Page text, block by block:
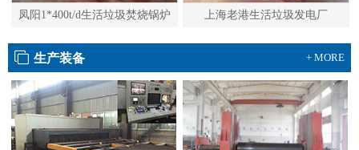
凤阳1*400t/d生活垃圾焚烧锅炉 上海老港生活垃圾发电厂
生产装备 + MORE